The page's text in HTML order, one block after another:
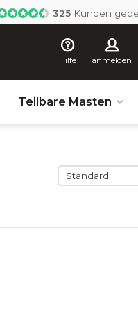
325 Kunden
Hilfe anmelden
Teilbare Masten